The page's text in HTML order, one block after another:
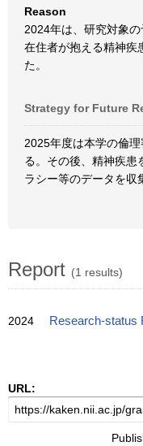
Reason
2024年は、研究対象
在住者が抱える精神疾
た。
Strategy for Future
2025年度は本学の倫
る。その後、精神疾患
ラシー等のデータを収
Report (1 results)
2024 Research-status
URL: